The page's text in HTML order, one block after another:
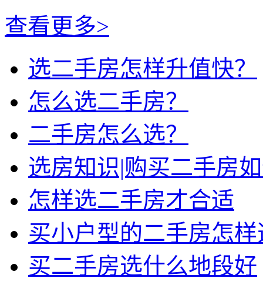
查看更多>
选二手房怎样升值快？
怎么选二手房？
二手房怎么选？
选房知识|购买二手房
怎样选二手房才合适
买小户型的二手房怎样
买二手房选什么地段好